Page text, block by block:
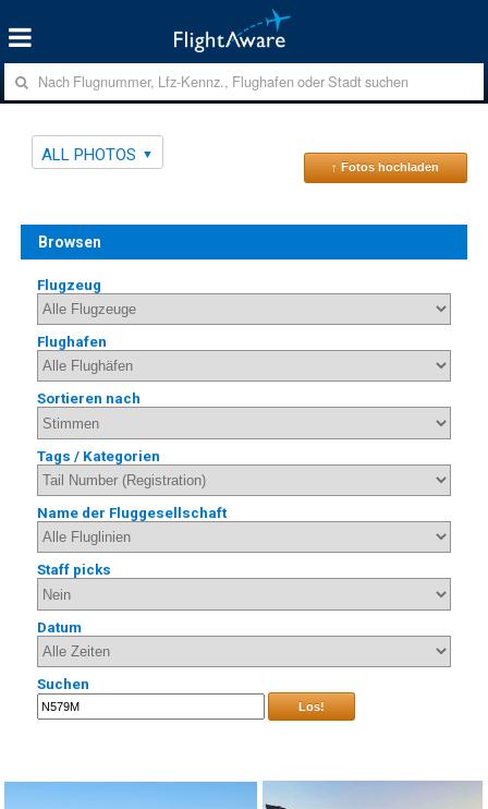
ALL PHOTOS
↑ Fotos hochladen
Browsen
Flugzeug
Flughafen
Sortieren nach
Tags / Kategorien
Name der Fluggesellschaft
Staff picks
Datum
Suchen
Los!